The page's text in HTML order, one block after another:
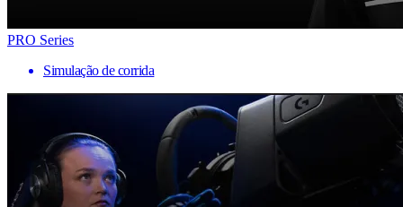
PRO Series
Simulação de corrida